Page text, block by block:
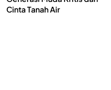
Cinta Tanah Air